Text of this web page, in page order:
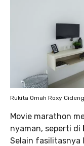
Rukita Omah Roxy Cideng
Movie marathon
nyaman, seperti di
Selain fasilitasnya